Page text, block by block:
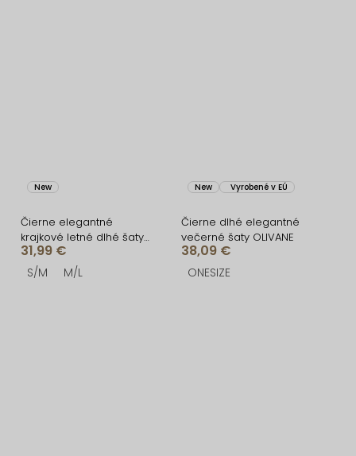
New
Čierne elegantné
krajkové letné dlhé šaty
MALLONE
31,99 €
S/M M/L
New Vyrobené v EÚ
Čierne dlhé elegantné
večerné šaty OLIVANE
38,09 €
ONESIZE